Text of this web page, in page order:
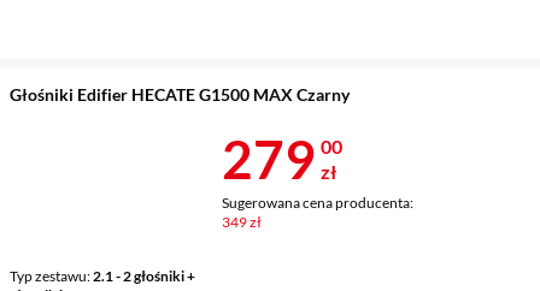
Głośniki Edifier HECATE G1500 MAX Czarny
Typ zestawu 2.1 - 2 głośniki +
Cena 279 zł
279 00
zł
Sugerowana cena producenta:
349 zł